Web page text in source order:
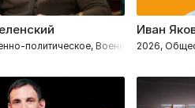
политическое, Военное
Иван
2026,